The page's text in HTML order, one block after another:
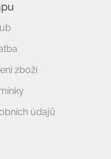
zboží
údajů